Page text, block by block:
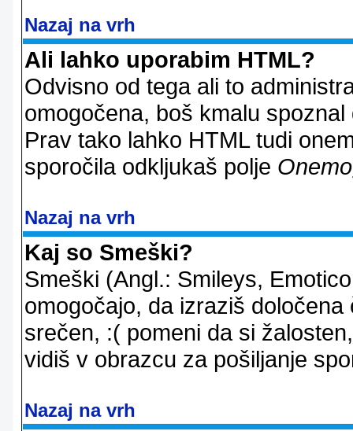
Nazaj na vrh
Ali lahko uporabim HTML?
Odvisno od tega ali to
omogočena, boš kmalu
Prav tako lahko HTML tudi
sporočila odkljukaš polje
Nazaj na vrh
Kaj so Smeški?
Smeški (Angl.: Smileys,
omogočajo, da izraziš
srečen, :( pomeni da si
vidiš v obrazcu za pošiljanje
Nazaj na vrh